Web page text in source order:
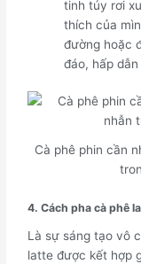
tinh túy rơi
thích của
đường hoặc
đáo, hấp dẫn
Cà phê phin cần
4. Cách pha cà phê
Là sự sáng tạo vô
latte được kết hợp